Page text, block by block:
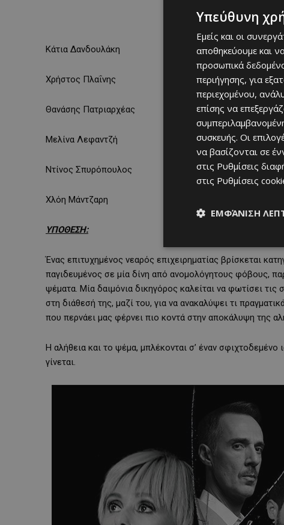
Κάτια Δανδουλάκη
Χρήστος Πλαΐνης
Θανάσης Πατριαρχέας
Μελίνα Λεφαντζή
Ντίνος Σπυρόπουλος
Χλόη Μάντζαρη
ΥΠΟΘΕΣΗ:
Ένας επιτυχημένος νεαρός επιχειρηματίας βρίσκεται
παγιδευμένος σε μία δίνη από ανομολόγητους φόβους,
ψέματα. Μία δαιμόνια δικηγόρος καλείται να φωτίσει
στη διάθεσή της, μαζί του, για να ανακαλύψει τι
που περνάει μας φέρνει πιο κοντά στην αποκάλυψη της
Η αλήθεια και το ψέμα, μπλέκονται σ’ έναν
γίνεται.
Υπεύθυνη
Εμείς και οι
αποθηκεύουμε και
προσωπικά
περιήγησης, για
περιεχομένου,
επίσης να
συσκευής. Οι
να βασίζονται σε
στις Ρυθμίσεις
στις Ρυθμίσεις
ΕΜΦΆΝΙΣΗ